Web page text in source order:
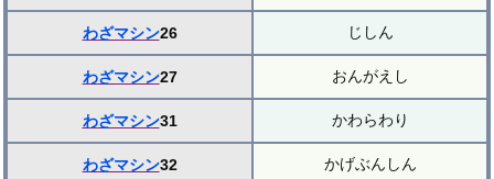
わざマシン26 じしん
わざマシン27 おんがえし
わざマシン31 かわらわり
わざマシン32 かげぶんしん